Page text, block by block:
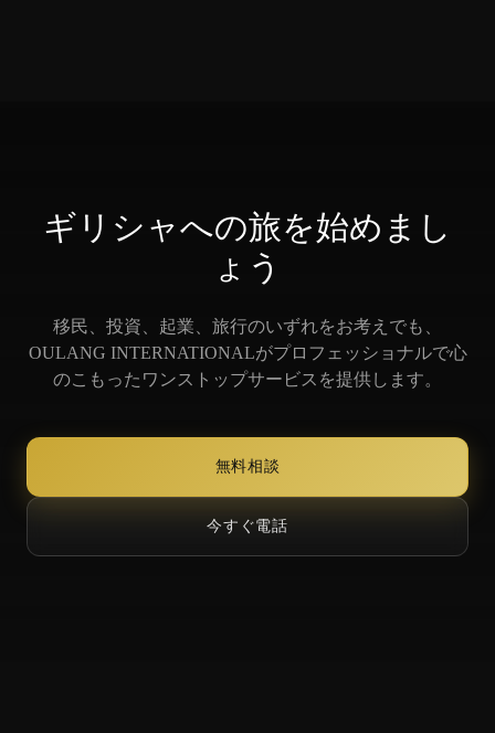
ギリシャへの旅を始めまし
ょう
移民、投資、起業、旅行のいずれをお考えでも、
OULANG INTERNATIONALがプロフェッショナルで心
のこもったワンストップサービスを提供します。
無料相談
今すぐ電話